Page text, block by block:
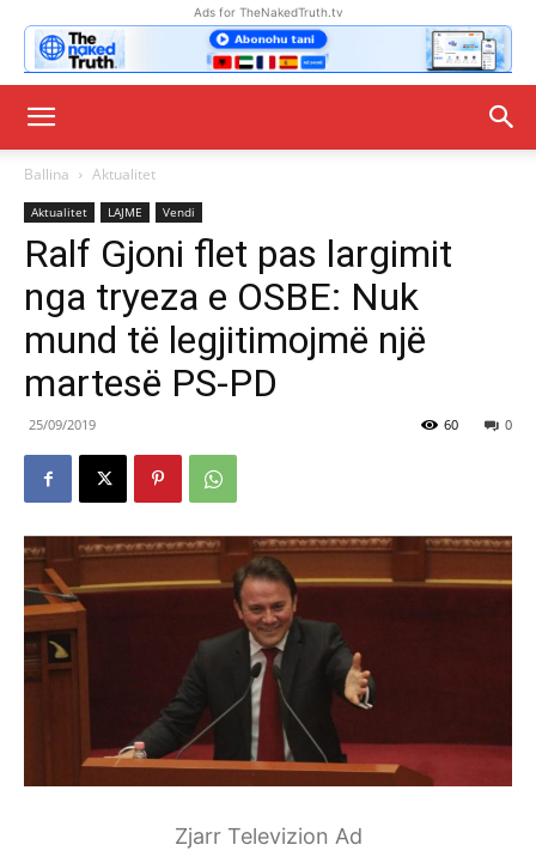
Ads for TheNakedTruth.tv
Ballina Aktualitet
Aktualitet LAJME Vendi
Ralf Gjoni flet pas largimit
nga tryeza e OSBE: Nuk
mund të legjitimojmë një
martesë PS-PD
25/09/2019 0
60
Zjarr Televizion Ad